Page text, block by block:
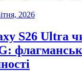
2026
S26 Ultra